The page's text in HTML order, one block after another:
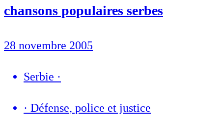
chansons populaires serbes
28 novembre 2005
Serbie ·
· Défense, police et justice